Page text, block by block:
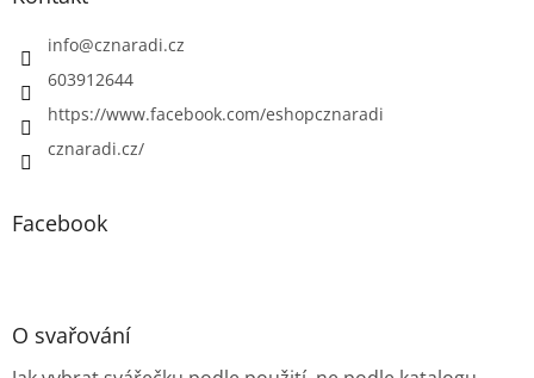
info@cznaradi.cz
603912644
https://www.facebook.com/eshopcznaradi
cznaradi.cz/
Facebook
O svařování